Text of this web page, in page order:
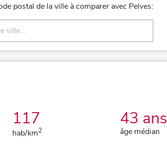
postal de la ville à comparer avec Pelves:
117
hab/km2
43 ans
âge médian